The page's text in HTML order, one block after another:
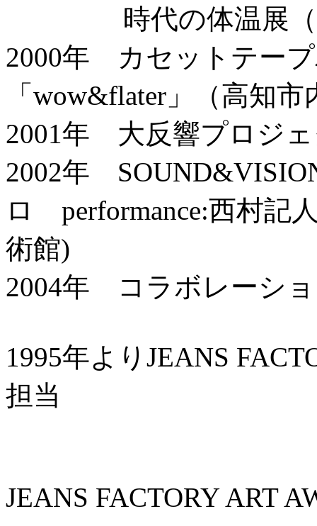
時代の体温展（世
2000年 カセットテー
「wow&flater」（高知市
2001年 大反響プロジ
2002年
ロ performance:西村
術館)
2004年 コラボレーシ
1995年よりJEANS
担当
JEANS FACTORY ART